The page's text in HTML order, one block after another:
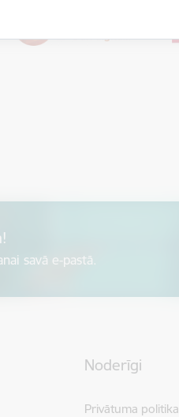
savā e-pastā.
Noderīgi
Privātuma politika